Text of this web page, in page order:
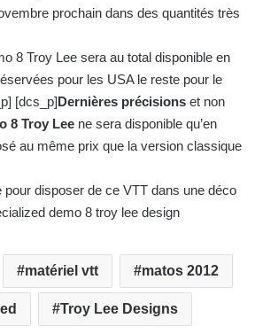
prochain dans des quantités très
8 Troy Lee sera au total disponible en
pour les USA le reste pour le
[dcs_p]Dernières précisions et non
8 Troy Lee ne sera disponible qu’en
au même prix que la version classique
pour disposer de ce VTT dans une déco
matériel vtt matos 2012
Troy Lee Designs